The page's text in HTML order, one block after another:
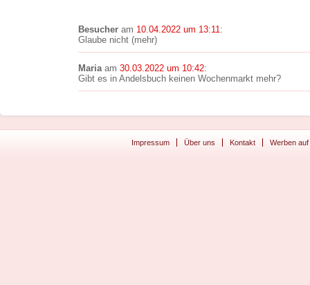
Besucher am 10.04.2022 um 13:11:
Glaube nicht (mehr)
Mariaam 30.03.2022 um 10:42:
Gibt es in Andelsbuch keinen Wochenmarkt mehr?
Impressum Über uns Kontakt Werben